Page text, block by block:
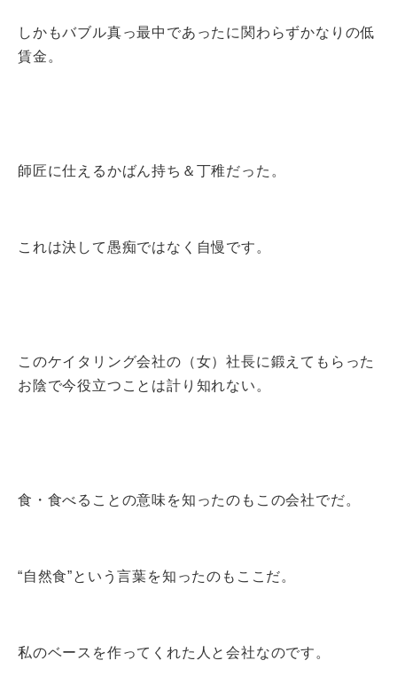
しかもバブル真っ最中であったに関わらずかなりの低
賃金。
師匠に仕えるかばん持ち＆丁稚だった。
これは決して愚痴ではなく自慢です。
このケイタリング会社の（女）社長に鍛えてもらった
お陰で今役立つことは計り知れない。
食・食べることの意味を知ったのもこの会社でだ。
“自然食”という言葉を知ったのもここだ。
私のベースを作ってくれた人と会社なのです。